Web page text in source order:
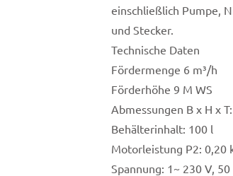
einschließlich Pumpe,
und Stecker.
Technische Daten
Fördermenge 6 m³/h
Förderhöhe 9 M WS
Abmessungen B x H x
Behälterinhalt: 100 l
Motorleistung P2: 0,20
Spannung: 1~ 230 V, 50